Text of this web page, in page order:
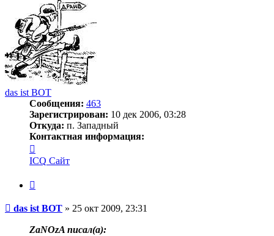
das ist BOT
Сообщения: 463
Зарегистрирован: 10 дек 2006, 03:28
Откуда: п. Западный
Контактная информация:
информация
пользователя
ist
ICQ Сайт
Сообщение
das ist BOT » 25 окт 2009, 23:31
ZaNOzA писал(a):